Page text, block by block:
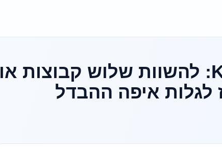
מבחן Kruskal-Wallis: להשוות שלוש קבוצות או
לגלות איפה ההבדל